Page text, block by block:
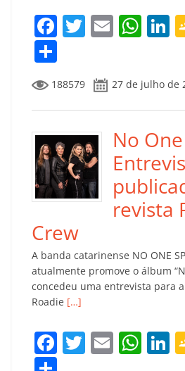
F
e
b
o
o
k
T
itt
er
E
l
W
s
A
p
p
e
n
o
m
p
ar
til
h
ar
188579 27 de julho de
No
revista
Crew
A banda catarinense NO ONE
atualmente promove o álbum
concedeu uma entrevista para
Roadie […]
F T E W